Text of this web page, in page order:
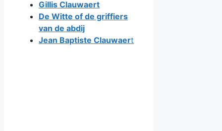
Gillis Clauwaert
De Witte of de griffiers
van de abdij
Jean Baptiste Clauwaert